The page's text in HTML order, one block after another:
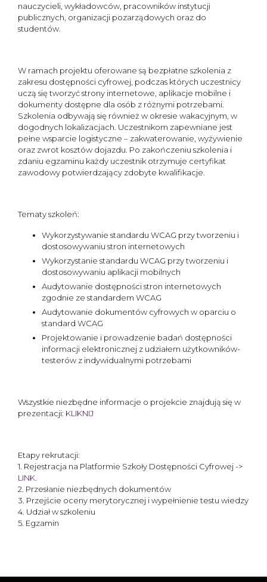
nauczycieli, wykładowców, pracowników instytucji
publicznych, organizacji pozarządowych oraz do
studentów.
W ramach projektu oferowane są bezpłatne szkolenia z
zakresu dostępności cyfrowej, podczas których uczestnicy
uczą się tworzyć strony internetowe, aplikacje mobilne i
dokumenty dostępne dla osób z różnymi potrzebami.
Szkolenia odbywają się również w okresie wakacyjnym, w
dogodnych lokalizacjach. Uczestnikom zapewniane jest
pełne wsparcie logistyczne – zakwaterowanie, wyżywienie
oraz zwrot kosztów dojazdu. Po zakończeniu szkolenia i
zdaniu egzaminu każdy uczestnik otrzymuje certyfikat
zawodowy potwierdzający zdobyte kwalifikacje.
Tematy szkoleń:
Wykorzystywanie standardu WCAG przy tworzeniu i
dostosowywaniu stron internetowych
Wykorzystanie standardu WCAG przy tworzeniu i
dostosowywaniu aplikacji mobilnych
Audytowanie dostępności stron internetowych
zgodnie ze standardem WCAG
Audytowanie dokumentów cyfrowych w oparciu o
standard WCAG
Projektowanie i prowadzenie badań dostępności
informacji elektronicznej z udziałem użytkowników-
testerów z indywidualnymi potrzebami
Wszystkie niezbędne informacje o projekcie znajdują się w
prezentacji: KLIKNIJ
Etapy rekrutacji:
1. Rejestracja na Platformie Szkoły Dostępności Cyfrowej ->
LINK.
2. Przesłanie niezbędnych dokumentów
3. Przejście oceny merytorycznej i wypełnienie testu wiedzy
4. Udział w szkoleniu
5. Egzamin